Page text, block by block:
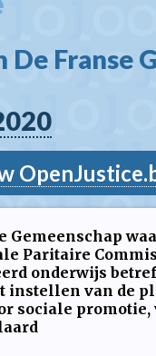
De Franse
Gemeenschap
Paritaire
onderwijs
instellen van de
sociale promotie,